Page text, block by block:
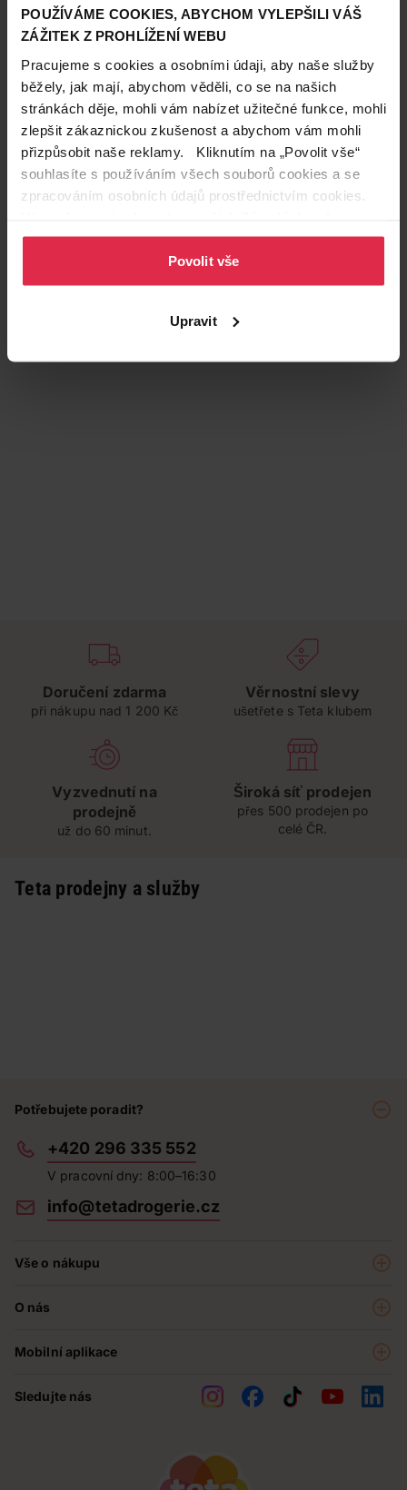
POUŽÍVÁME COOKIES, ABYCHOM VYLEPŠILI VÁŠ
ZÁŽITEK Z PROHLÍŽENÍ WEBU
Pracujeme s cookies a osobními údaji, aby naše služby
běžely, jak mají, abychom věděli, co se na našich
stránkách děje, mohli vám nabízet užitečné funkce, mohli
zlepšit zákaznickou zkušenost a abychom vám mohli
přizpůsobit naše reklamy. Kliknutím na „Povolit vše“
souhlasíte s používáním všech souborů cookies a se
zpracováním osobních údajů prostřednictvím cookies.
osobních údajů.
Povolit vše
Upravit
Podobné produkty
Doručení zdarma
při nákupu nad 1 200 Kč
Věrnostní slevy
ušetřete s Teta klubem
Vyzvednutí na
prodejně
už do 60 minut.
Široká síť prodejen
přes 500 prodejen po
celé ČR.
Teta prodejny a služby
Potřebujete poradit?
+420 296 335 552
V pracovní dny: 8:00–16:30
info@tetadrogerie.cz
Vše o nákupu
Prodejny
Obchodní podmínky
O nás
Teta pomáhá
Mobilní aplikace
Sledujte nás